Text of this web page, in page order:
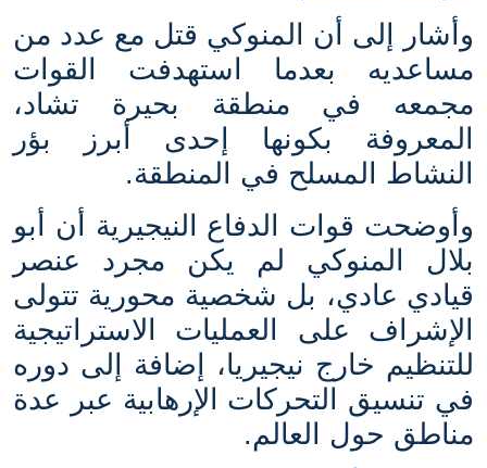
وأشار إلى أن المنوكي قتل مع عدد من
مساعديه بعدما استهدفت القوات
مجمعه في منطقة بحيرة تشاد،
المعروفة بكونها إحدى أبرز بؤر
النشاط المسلح في المنطقة.
وأوضحت قوات الدفاع النيجيرية أن أبو
بلال المنوكي لم يكن مجرد عنصر
قيادي عادي، بل شخصية محورية تتولى
الإشراف على العمليات الاستراتيجية
للتنظيم خارج نيجيريا، إضافة إلى دوره
في تنسيق التحركات الإرهابية عبر عدة
مناطق حول العالم.